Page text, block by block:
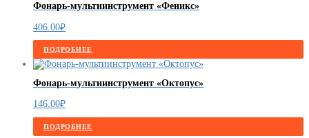
Фонарь-мультиинструмент «Феникс»
406.00₽
ПОДРОБНЕЕ
Фонарь-мультиинструмент «Октопус»
146.00₽
ПОДРОБНЕЕ